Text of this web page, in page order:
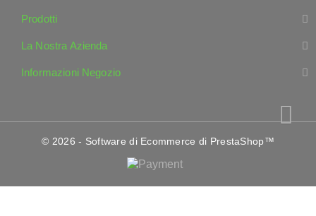
Prodotti
La Nostra Azienda
Informazioni Negozio
© 2026 - Software di Ecommerce di PrestaShop™